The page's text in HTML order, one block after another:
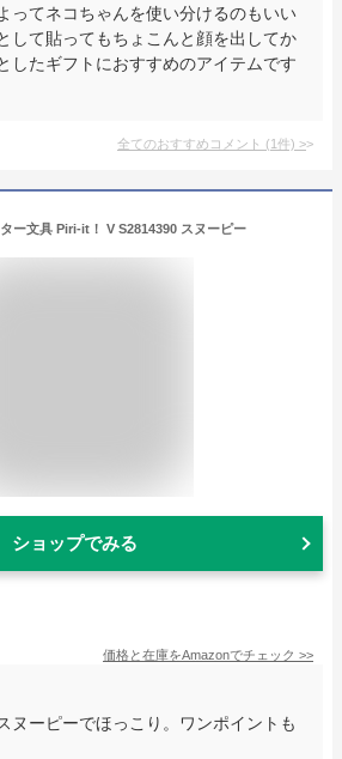
ってネコちゃんを使い分けるのもいい
して貼ってもちょこんと顔を出してか
したギフトにおすすめのアイテムです
全てのおすすめコメント (1件) >
ー文具 Piri‐it！ V S2814390 スヌーピー
ショップでみる
価格と在庫をAmazonでチェック >>
ヌーピーでほっこり。ワンポイントも